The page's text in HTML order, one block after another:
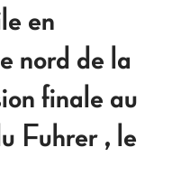
en
nord de la
finale au
Fuhrer , le